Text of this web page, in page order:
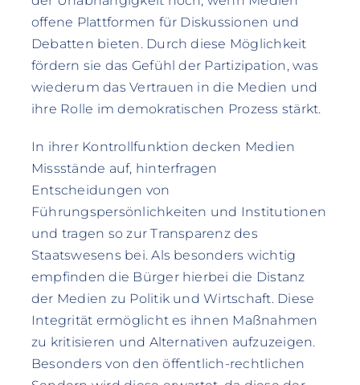
offene Plattformen für Diskussionen und
Debatten bieten. Durch diese Möglichkeit
fördern sie das Gefühl der Partizipation, was
wiederum das Vertrauen in die Medien und
ihre Rolle im demokratischen Prozess stärkt.
In ihrer Kontrollfunktion decken Medien
Missstände auf, hinterfragen
Entscheidungen von
Führungspersönlichkeiten und Institutionen
und tragen so zur Transparenz des
Staatswesens bei. Als besonders wichtig
empfinden die Bürger hierbei die Distanz
der Medien zu Politik und Wirtschaft. Diese
Integrität ermöglicht es ihnen Maßnahmen
zu kritisieren und Alternativen aufzuzeigen.
Besonders von den öffentlich-rechtlichen